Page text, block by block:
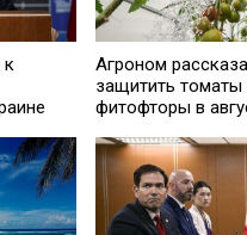
к
Агроном
защитить томаты
фитофторы в